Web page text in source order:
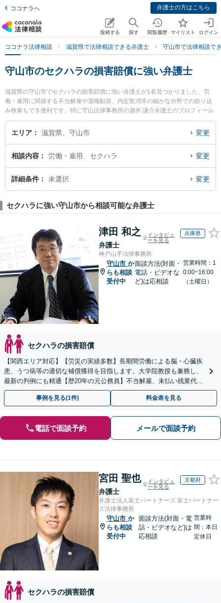
ココナラへ 弁護士の方はこちら
投稿する 探す 閲覧履歴 マイリスト ログイン
ココナラ法律相談 滋賀県で法律相談できる弁護士 守山市で法律相談で
守山市のセクハラの損害賠償に強い弁護士
滋賀県の守山市でセクハラの損害賠償に強い弁護士が1名見つかりました。労
働・雇用に関係する不当解雇や退職勧奨、内定取消等の細かな分野での絞り込
み検索もでき便利です。特に守山法律事務所の酒井 謙介弁護士のプロフィール
情報や弁護士費用、強みなどが注目されています。『守山市で土日や夜間に発
生したセクハラの損害賠償のトラブルを今すぐに弁護士に相談したい』『セク
ハラの損害賠償のトラブル解決の実績豊富な近くの弁護士を検索したい』『初
約したい』などでお困りの相談者さんにおすすめです。
エリア 滋賀県、守山市 変更
相談内容 労働・雇用、セクハラ 変更
詳細条件 未選択 変更
セクハラに強い守山市から相談可能な弁護士
津田 和之
弁護士
インタビュ
ーを見る
兵庫県
神戸山手法律事務所
守山市 か
らも相談
受付中
面談方法(対面・
電話・ビデオな
ど)は応相談
営業時間：1
0:00~16:00
（土曜日）
セクハラの損害賠償
【関西エリア対応】【労災の実績多数】長期間労働による脳・心臓疾
患、うつ病等の適切な補償獲得を目指します。大学院教授も兼務し、
最新の判例にも精通【歴20年の元公務員】不当解雇、未払い残業代
等、労働者の立場から親身にサポート【初回相談無料】
事例を見る(1件) 料金表を見る
電話で面談予約 メールで面談予約
宮田 聖也
弁護士
インタビュ
ーを見る
京都府
弁護士法人富士パートナーズ 富士パートナー
ズ法律事務所
守山市 か
らも相談
受付中
面談方法(対面・電
話・ビデオなど)は
応相談
営業時
間：本日
定休日
セクハラの損害賠償